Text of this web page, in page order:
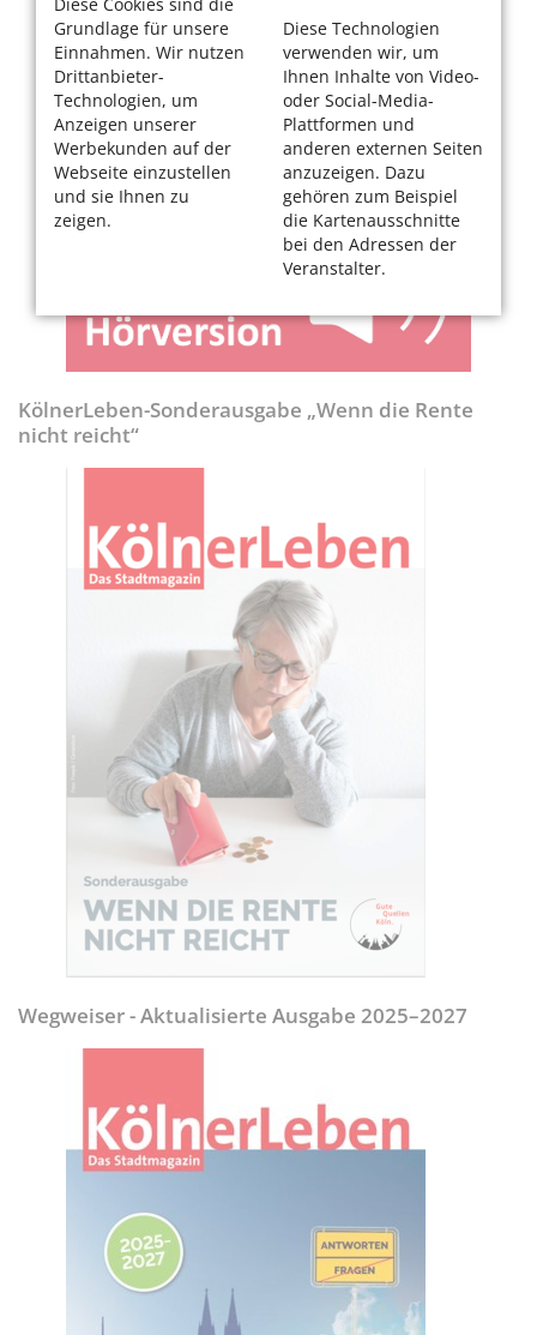
Grundlage für unsere
Einnahmen. Wir nutzen
Drittanbieter-
Technologien, um
Anzeigen unserer
Werbekunden auf der
Webseite einzustellen
und sie Ihnen zu
zeigen.
Diese Technologien
verwenden wir, um
Ihnen Inhalte von Video-
oder Social-Media-
Plattformen und
anderen externen Seiten
anzuzeigen. Dazu
gehören zum Beispiel
die Kartenausschnitte
bei den Adressen der
Veranstalter.
KölnerLeben-Sonderausgabe „Wenn die Rente
nicht reicht“
Wegweiser - Aktualisierte Ausgabe 2025–2027